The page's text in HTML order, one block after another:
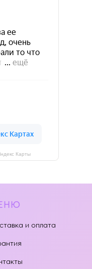
Карты
и оплата